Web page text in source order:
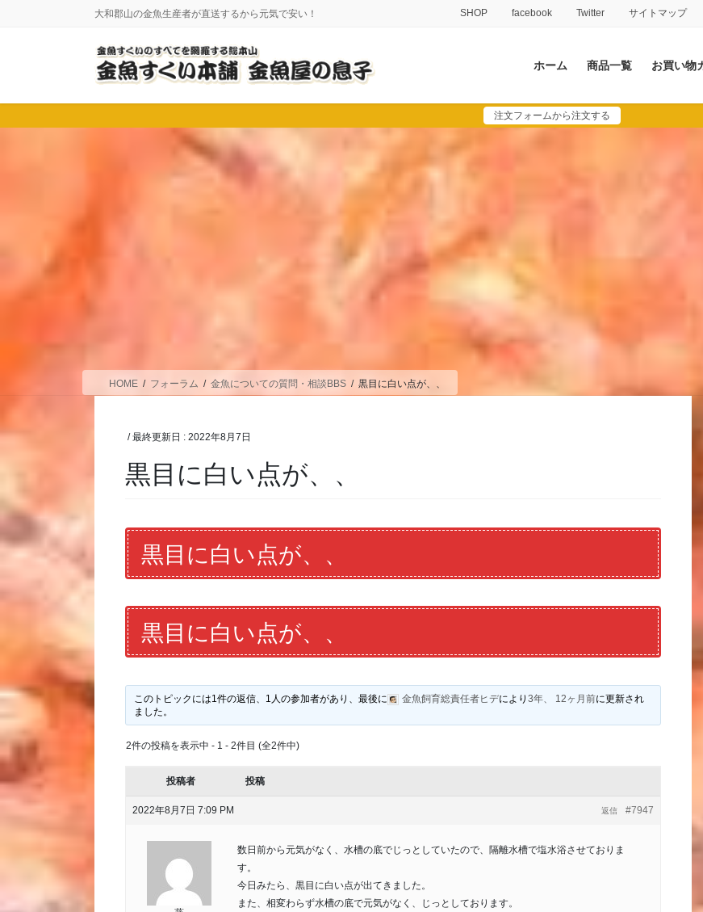
に
移
ョ
ン
大和郡山の金魚生産者が直送するから元気で安い！ SHOP facebook Twitter サイトマップ
ホーム 商品一覧 お買い物
注文フォームから注文する
HOME フォーラム 金魚についての質問・相談BBS 黒目に白い点が、、
/ 最終更新日 :2022年8月7日
黒目に白い点が、、
黒目に白い点が、、
黒目に白い点が、、
このトピックには1件の返信、1人の参加者があり、最後に 金魚飼育総責任者ヒデにより 3年、 12ヶ月前に更新され
ました。
2件の投稿を表示中 - 1 - 2件目 (全2件中)
投稿者 投稿
2022年8月7日 7:09 PM #7947
返信
数日前から元気がなく、水槽の底でじっとしていたので、隔離水槽で塩水浴させておりま
す。
今日みたら、黒目に白い点が出てきました。
また、相変わらず水槽の底で元気がなく、じっとしております。